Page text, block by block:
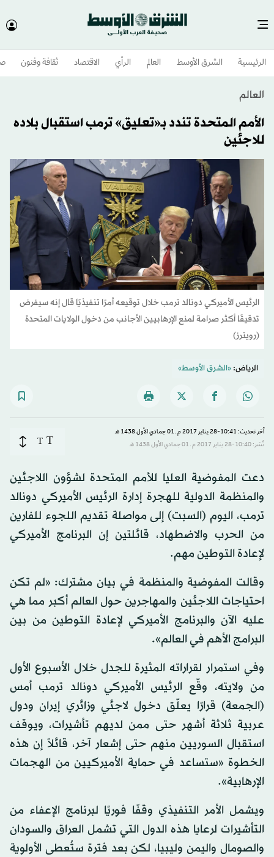
الرئيسية الشرق الأوسط​ العالم الرأي الاقتصاد ثقافة وفنون
العالم
الأمم المتحدة تندد بـ«تعليق» ترمب استقبال بلاده
للاجئين
الرئيس الأميركي دونالد ترمب خلال توقيعه أمرًا تنفيذيًا قال إنه سيفرض
تدقيقًا أكثر صرامة لمنع الإرهابيين الأجانب من دخول الولايات المتحدة
(رويترز)
الرياض:«الشرق الأوسط»
آخر تحديث: 10:41-28 يناير 2017 م ـ 01 جمادي الأول 1438 هـ
نُشر: 10:40-28 يناير 2017 م ـ 01 جمادي الأول 1438 هـ
T
T
دعت المفوضية العليا للأمم المتحدة لشؤون اللاجئين
والمنظمة الدولية للهجرة إدارة الرئيس الأميركي دونالد
ترمب، اليوم (السبت) إلى مواصلة تقديم اللجوء للفارين
من الحرب والاضطهاد، قائلتين إن البرنامج الأميركي
لإعادة التوطين مهم.
وقالت المفوضية والمنظمة في بيان مشترك: «لم تكن
احتياجات اللاجئين والمهاجرين حول العالم أكبر مما هي
عليه الآن والبرنامج الأميركي لإعادة التوطين من بين
البرامج الأهم في العالم».
وفي استمرار لقراراته المثيرة للجدل خلال الأسبوع الأول
من ولايته، وقّع الرئيس الأميركي دونالد ترمب أمس
(الجمعة) قرارًا يعلّق دخول لاجئي وزائري إيران ودول
عربية ثلاثة أشهر حتى ممن لديهم تأشيرات، ويوقف
استقبال السوريين منهم حتى إشعار آخر، قائلاً إن هذه
الخطوة «ستساعد في حماية الأميركيين من الهجمات
الإرهابية».
ويشمل الأمر التنفيذي وقفًا فوريًا لبرنامج الإعفاء من
التأشيرات لرعايا هذه الدول التي تشمل العراق والسودان
والصومال واليمن وليبيا، لكن بعد فترة ستُعطى الأولوية